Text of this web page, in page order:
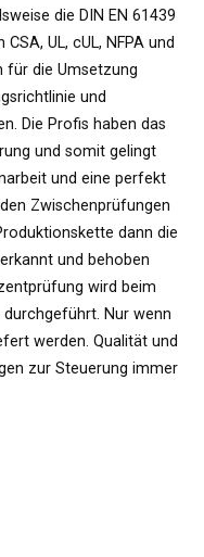
die DIN EN 61439
UL, cUL, NFPA und
für die Umsetzung
und
Die Profis haben das
und somit gelingt
und eine perfekt
Zwischenprüfungen
dann die
und behoben
wird beim
Nur wenn
werden. Qualität und
zur Steuerung immer